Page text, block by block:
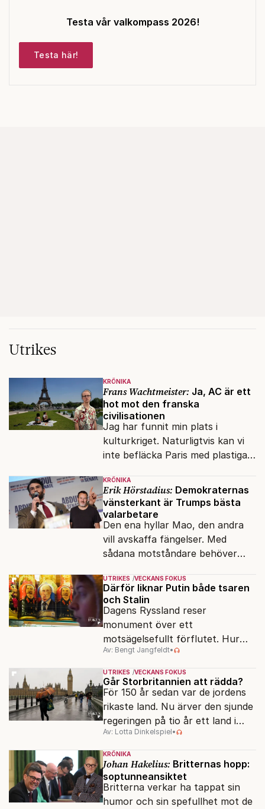
Testa vår valkompass 2026!
Testa här!
Utrikes
KRÖNIKA
Frans Wachtmeister: Ja, AC är ett
hot mot den franska
civilisationen
Jag har funnit min plats i
kulturkriget. Naturligtvis kan vi
inte befläcka Paris med plastiga
KRÖNIKA
Erik Hörstadius: Demokraternas
vänsterkant är Trumps bästa
valarbetare
Den ena hyllar Mao, den andra
vill avskaffa fängelser. Med
sådana motståndare behöver
vänner.
UTRIKES VECKANS FOKUS
Därför liknar Putin både tsaren
och Stalin
Dagens Ryssland reser
monument över ett
motsägelsefullt förflutet. Hur
kunde två revolutioner förändra
hela samhället – utan att rubba
den ryska statsidén?
Av: Bengt Jangfeldt•
UTRIKES VECKANS FOKUS
Går Storbritannien att rädda?
För 150 år sedan var de jordens
rikaste land. Nu ärver den sjunde
regeringen på tio år ett land i
politiskt och ekonomiskt kaos.
Av: Lotta Dinkelspiel•
KRÖNIKA
Johan Hakelius: Britternas hopp:
soptunneansiktet
Britterna verkar ha tappat sin
humor och sin spefullhet mot de